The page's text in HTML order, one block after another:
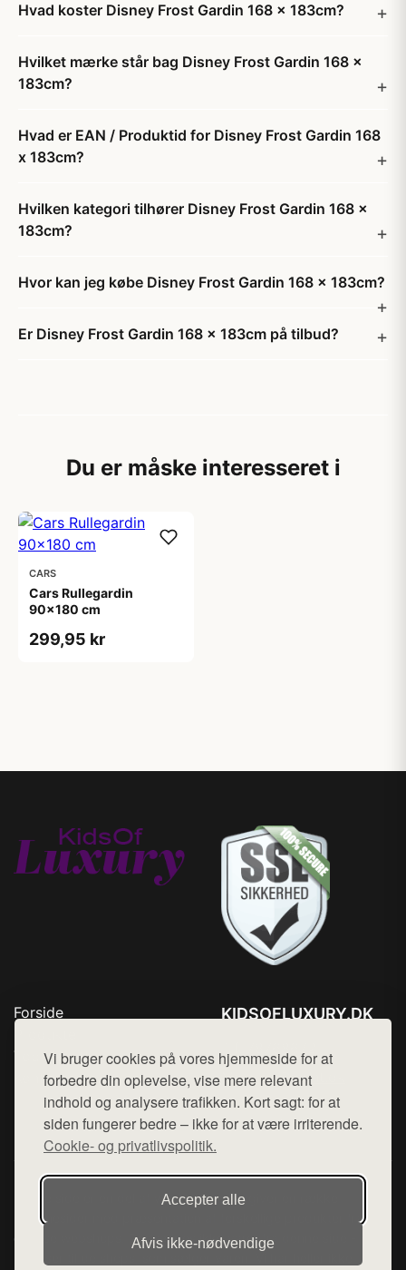
Vi bruger cookies på vores hjemmeside for at
forbedre din oplevelse, vise mere relevant
indhold og analysere trafikken. Kort sagt: for at
siden fungerer bedre – ikke for at være irriterende.
Cookie- og privatlivspolitik.
Accepter alle
Afvis ikke‑nødvendige
Hvad koster Disney Frost Gardin 168 x 183cm?
Hvilket mærke står bag Disney Frost Gardin 168 x
183cm?
Hvad er EAN / Produktid for Disney Frost Gardin 168
x 183cm?
Hvilken kategori tilhører Disney Frost Gardin 168 x
183cm?
Hvor kan jeg købe Disney Frost Gardin 168 x 183cm?
Er Disney Frost Gardin 168 x 183cm på tilbud?
Du er måske interesseret i
CARS
Cars Rullegardin
90x180 cm
299,95 kr
Forside
Top Rabatter
Kontakt
KIDSOFLUXURY.DK
Mail: hej@want.dk
Cookie- og privatlivspolitik
Denne side er en del af want.dk, der udgiver en række
hjemmesider med præsentation af forskellige produkter fra
diverse webshops. Der sælges ikke varer fra denne side - vi
henviser til de shops, som sælger varen. Vi har heller ikke